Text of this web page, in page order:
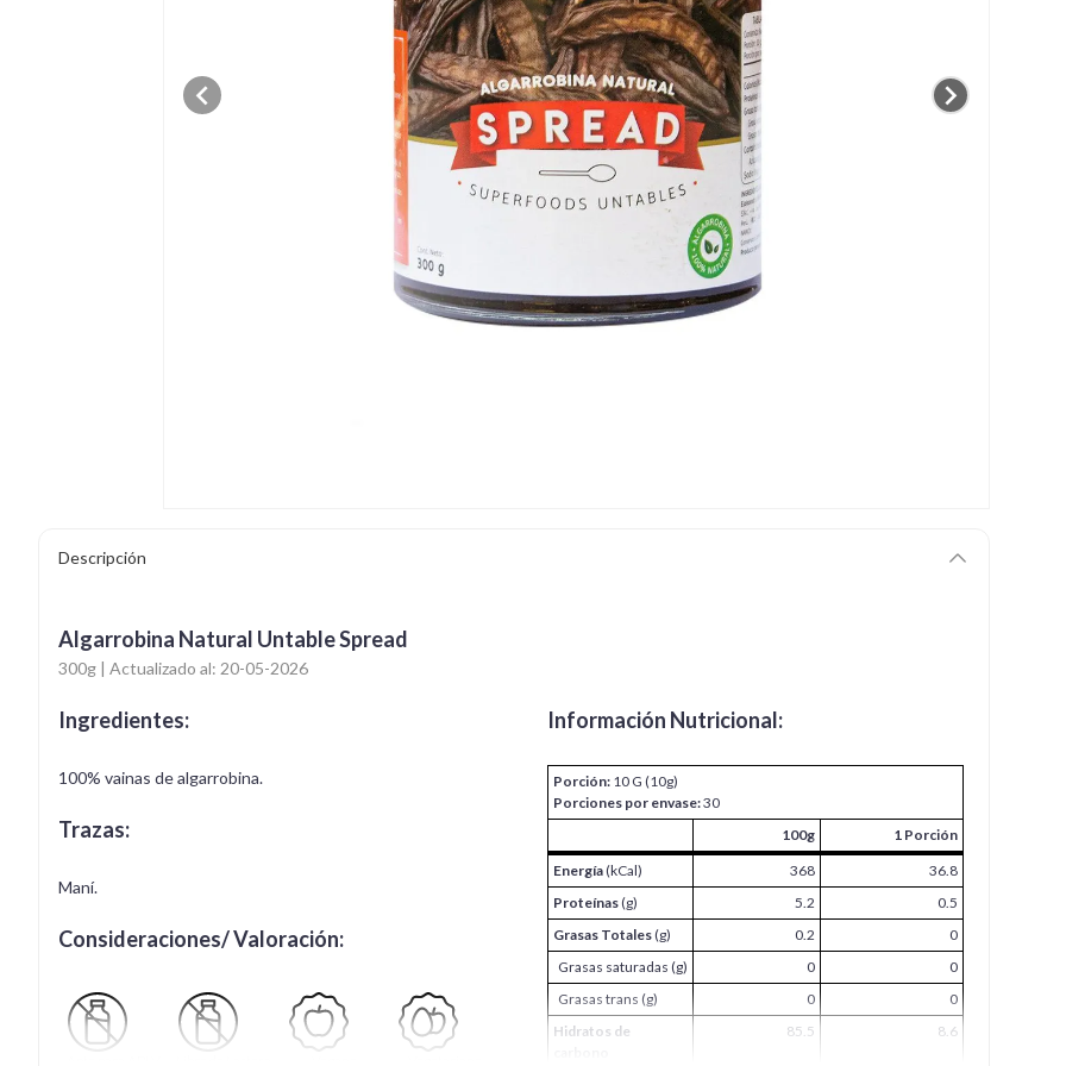
Descripción
Algarrobina Natural Untable Spread
300g | Actualizado al: 20-05-2026
Ingredientes:
100% vainas de algarrobina.
Trazas:
Maní.
Consideraciones/ Valoración:
Información Nutricional:
Porción: 10 G (10g)
Porciones por envase:30
100g
1 Porción
Energía(kCal) 368
36.8
Proteínas(g) 5.2
0.5
Grasas Totales(g) 0.2
0
Grasas saturadas (g)
0
0
Grasas trans (g)
0
0
Hidratos de
85.5 8.6